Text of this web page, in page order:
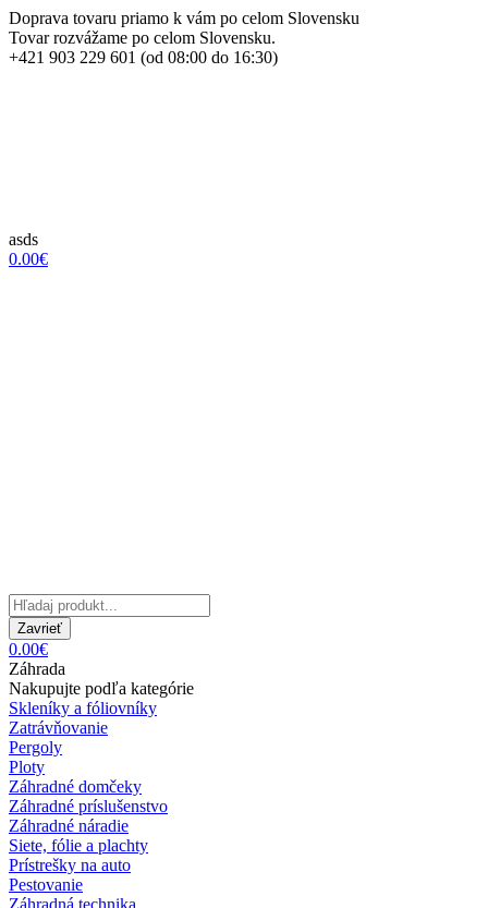
Doprava tovaru priamo k vám po celom Slovensku
Tovar rozvážame po celom Slovensku.
+421 903 229 601 (od 08:00 do 16:30)
asds
0.00€
Zavrieť
0.00€
Záhrada
Nakupujte podľa kategórie
Skleníky a fóliovníky
Zatrávňovanie
Pergoly
Ploty
Záhradné domčeky
Záhradné príslušenstvo
Záhradné náradie
Siete, fólie a plachty
Prístrešky na auto
Pestovanie
Záhradná technika